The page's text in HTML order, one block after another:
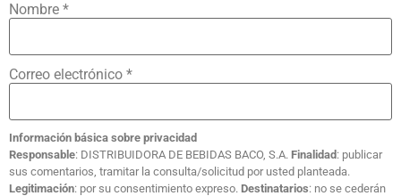
Nombre *
Correo electrónico *
Información básica sobre privacidad
Responsable: DISTRIBUIDORA DE BEBIDAS BACO, S.A. Finalidad: publicar
sus comentarios, tramitar la consulta/solicitud por usted planteada.
Legitimación: por su consentimiento expreso. Destinatarios: no se cederán